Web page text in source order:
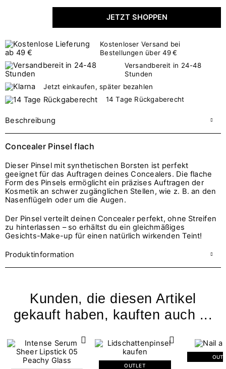
JETZT SHOPPEN
Kostenloser Versand bei
Bestellungen über 49 €
Versandbereit in 24-48
Stunden
Jetzt einkaufen, später bezahlen
14 Tage Rückgaberecht
Beschreibung
Concealer Pinsel flach
Dieser Pinsel mit synthetischen Borsten ist perfekt
geeignet für das Auftragen deines Concealers. Die flache
Form des Pinsels ermöglicht ein präzises Auftragen der
Kosmetik an schwer zugänglichen Stellen, wie z. B. an den
Nasenflügeln oder um die Augen.
Der Pinsel verteilt deinen Concealer perfekt, ohne Streifen
zu hinterlassen – so erhältst du ein gleichmäßiges
Gesichts-Make-up für einen natürlich wirkenden Teint!
Produktinformation
Kunden, die diesen Artikel
gekauft haben, kauften auch ...
OUTLET